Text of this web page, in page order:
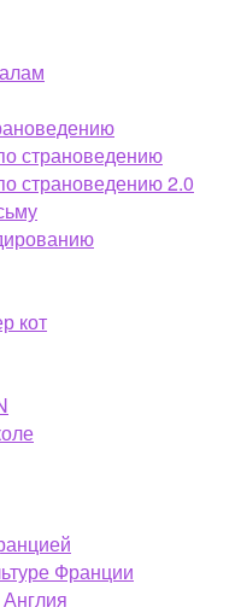
страноведению
страноведению 2.0
кот
Франции